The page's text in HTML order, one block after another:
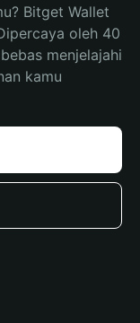
Bitget Wallet
oleh 40
menjelajahi
kamu